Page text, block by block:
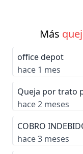
Más
office depot
hace 1 mes
Queja por trato
hace 2 meses
COBRO
hace 3 meses